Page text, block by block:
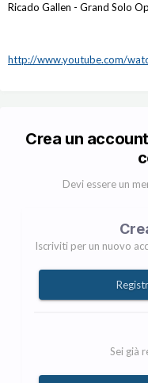
Ricado Gallen - Grand Solo
http://www.youtube.com/
Crea un
Devi essere un
Iscriviti per un nuovo
Sei già